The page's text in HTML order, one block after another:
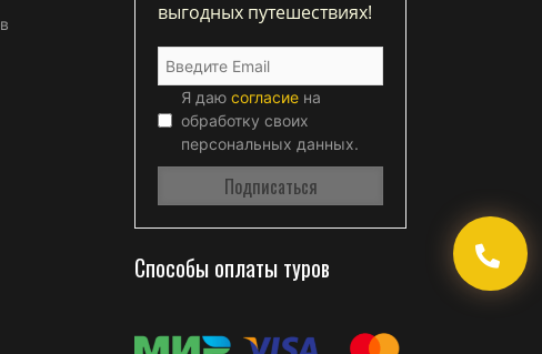
выгодных путешествиях!
Я даю согласие на
обработку своих
персональных данных.
Способы оплаты туров